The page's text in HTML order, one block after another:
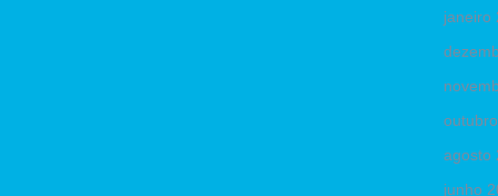
janeiro
agosto
junho